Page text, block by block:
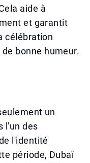
aide à
et garantit
célébration
bonne humeur.
un
l'un des
l'identité
période, Dubaï